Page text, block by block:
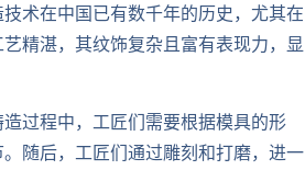
术在中国已有数千年的历史，尤其在
精湛，其纹饰复杂且富有表现力，显
过程中，工匠们需要根据模具的形
随后，工匠们通过雕刻和打磨，进一